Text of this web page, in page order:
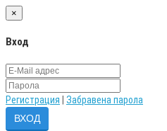
×
Вход
Регистрация Забравена парола